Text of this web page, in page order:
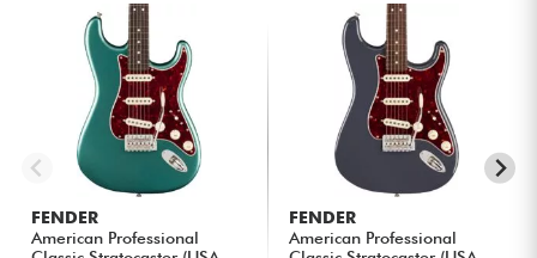
FENDER
American Professional
FENDER
American Professional